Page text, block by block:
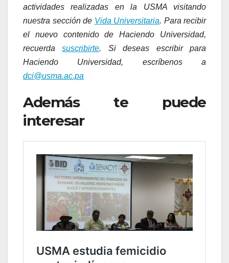
actividades realizadas en la USMA visitando
nuestra sección de Vida Universitaria. Para recibir
el nuevo contenido de Haciendo Universidad,
recuerdasuscribirte. Si deseas escribir para
Haciendo Universidad, escríbenos a
dci@usma.ac.pa
Además te puede
interesar